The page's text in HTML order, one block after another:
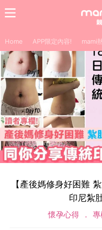
Home APP限定內容! mami
【產後媽修身好困難
印尼紮
懷孕心得